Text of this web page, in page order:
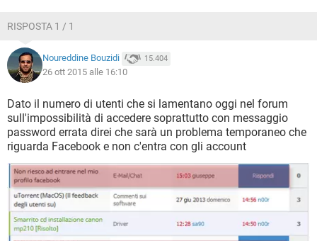
RISPOSTA 1 / 1
Noureddine Bouzidi 15.404
26 ott 2015 alle 16:10
Dato il numero di utenti che si lamentano oggi nel forum
sull'impossibilità di accedere soprattutto con messaggio
password errata direi che sarà un problema temporaneo che
riguarda Facebook e non c'entra con gli account